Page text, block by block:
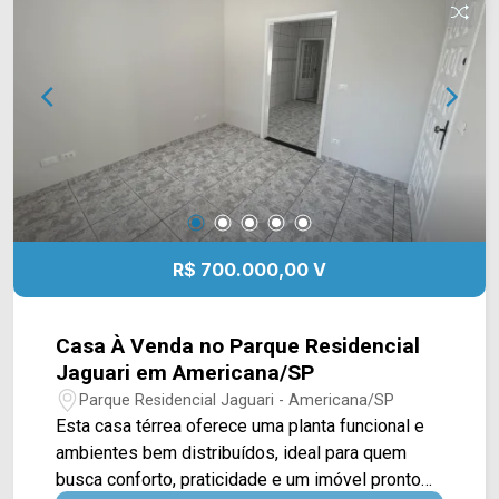
do imóvel, acompanhado por quintal reformado,
jardim e um cômodo de apoio que pode ser
utilizado como despensa, trazendo mais
com armários planejados; 01 banheiro social; 01
vaga de garagem coberta. Aceita financiamento.
Localizada no bairro Parque Nova Carioba, a casa
possui fácil acesso às principais vias de
Americana e está próxima a supermercados,
escolas, farmácias e diversos serviços,
oferecendo praticidade para toda a família. Entre
agende sua visita! WhatsApp e telefone: (19)
3475-4546 Arbix Imóveis - Presente em cada
momento.
R$ 700.000,00 V
Casa À Venda no Parque Residencial
Jaguari em Americana/SP
Parque Residencial Jaguari - Americana/SP
Esta casa térrea oferece uma planta funcional e
ambientes bem distribuídos, ideal para quem
busca conforto, praticidade e um imóvel pronto